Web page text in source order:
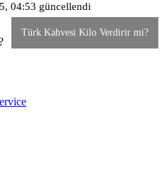
04:53 güncellendi
Türk Kahvesi Kilo Verdirir mi?